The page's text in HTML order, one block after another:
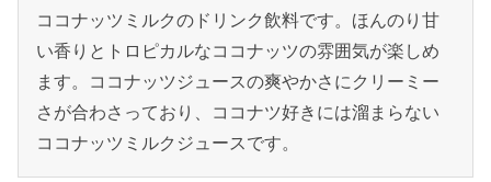
ココナッツミルクのドリンク飲料です。ほんのり甘
い香りとトロピカルなココナッツの雰囲気が楽しめ
ます。ココナッツジュースの爽やかさにクリーミー
さが合わさっており、ココナツ好きには溜まらない
ココナッツミルクジュースです。